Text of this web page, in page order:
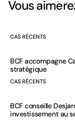
Vous
CAS RÉCENTS
BCF accompagne
stratégique
CAS RÉCENTS
BCF conseille
investissement au